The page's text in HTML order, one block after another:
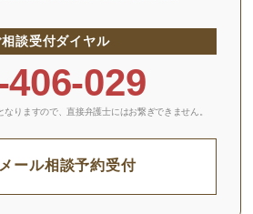
相談受付ダイヤル
029
りますので、 直接弁護士にはお繋ぎできません。
メール相談予約受付